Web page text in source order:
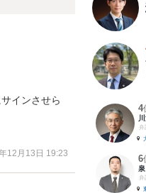
インさせら
12月13日 19:23
4
弁
6
弁